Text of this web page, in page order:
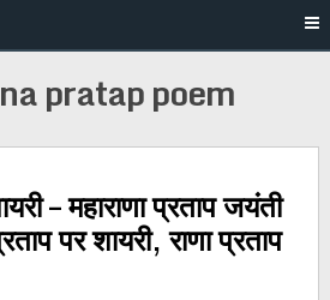
pratap poem
– महाराणा प्रताप जयंती
पर शायरी, राणा प्रताप